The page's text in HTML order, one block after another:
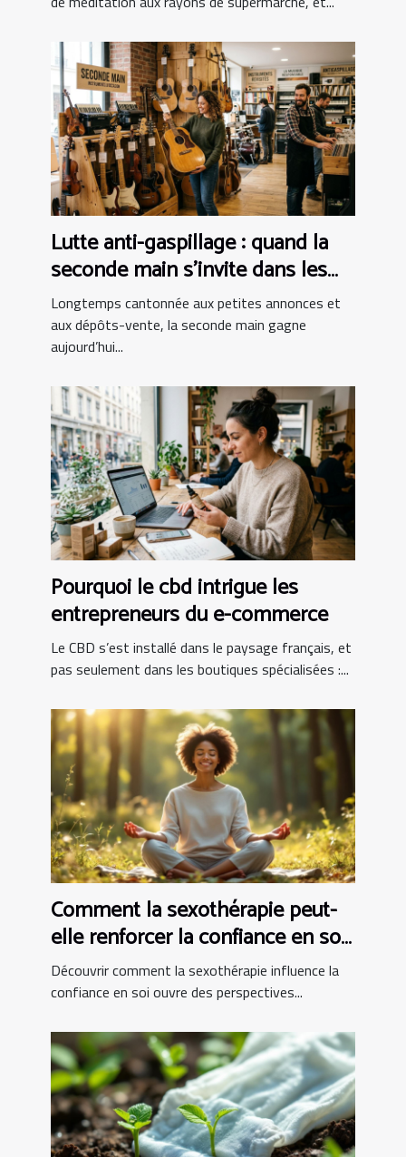
Lutte anti-gaspillage : quand la
seconde main s’invite dans les
boutiques d’instruments
Longtemps cantonnée aux petites annonces et
aux dépôts-vente, la seconde main gagne
aujourd’hui...
Pourquoi le cbd intrigue les
entrepreneurs du e-commerce
Le CBD s’est installé dans le paysage français, et
pas seulement dans les boutiques spécialisées :...
Comment la sexothérapie peut-
elle renforcer la confiance en soi
?
Découvrir comment la sexothérapie influence la
confiance en soi ouvre des perspectives...